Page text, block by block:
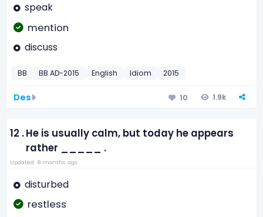
speak
mention
discuss
BB BB AD-2015 English Idiom 2015
Des 10 1.9k
12 .He is usually calm, but today he appears
rather _____ .
Updated: 8 months ago
disturbed
restless